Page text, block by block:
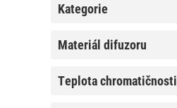
kategorie
kategorie
materiál
materiál difuzoru
teplota
chromatičnosti
teplota chromatičnosti